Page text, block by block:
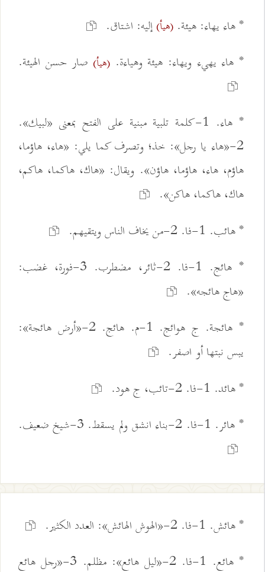
* هاء يهاء: هيئة. (هيأ)إليه: اشتاق.
* هاء يهيء ويهاء: هيئة وهياءة. (هيأ) صار حسن الهيئة.
* هاء. 1-كلمة تلبية مبنية على الفتح بمعنى «لبيك».
2-«هاء يا رجل»: خذ؛ وتصرف كما يلي: «هاء، هاؤما،
هاؤم، هاء، هاؤما، هاؤن». ويقال: «هاك، هاكما، هاكم،
هاك، هاكما، هاكن».
* هائب. 1-فا. 2-من يخاف الناس ويتقيهم.
* هائج. 1-فا. 2-ثائر، مضطرب. 3-فورة، غضب:
«هاج هائجه».
* هائجة. ج هوائج. 1-م. هائج. 2-«أرض هائجة»:
يبس نبتها أو اصفر.
* هائد. 1-فا. 2-تائب، ج هود.
* هائر. 1-فا. 2-بناء انشق ولم يسقط. 3-شيخ ضعيف.
* هائش. 1-فا. 2-«الهوش الهائش»: العدد الكثير.
* هائع. 1-فا. 2-«ليل هائع»: مظلم. 3-«رجل هائع